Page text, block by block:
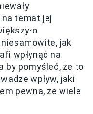
temat jej
jak
wpłynąć na
by pomyśleć, że to
wpływ, jaki
pewna, że wiele